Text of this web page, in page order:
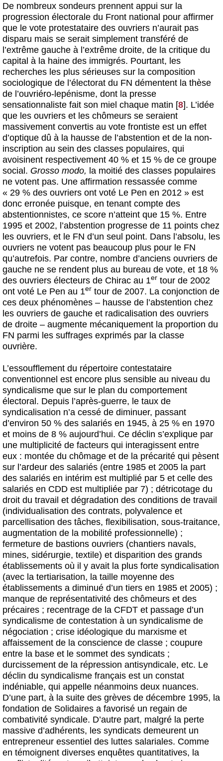
De nombreux sondeurs prennent appui sur la
progression électorale du Front national pour affirmer
que le vote protestataire des ouvriers n’aurait pas
disparu mais se serait simplement transféré de
l’extrême gauche à l’extrême droite, de la critique du
capital à la haine des immigrés. Pourtant, les
recherches les plus sérieuses sur la composition
sociologique de l’électorat du FN démentent la thèse
de l’ouvriéro-lepénisme, dont la presse
sensationnaliste fait son miel chaque matin [8]. L’idée
que les ouvriers et les chômeurs se seraient
massivement convertis au vote frontiste est un effet
d’optique dû à la hausse de l’abstention et de la non-
inscription au sein des classes populaires, qui
avoisinent respectivement 40 % et 15 % de ce groupe
social. Grosso modo, la moitié des classes populaires
ne votent pas. Une affirmation ressassée comme
« 29 % des ouvriers ont voté Le Pen en 2012 » est
donc erronée puisque, en tenant compte des
abstentionnistes, ce score n’atteint que 15 %. Entre
1995 et 2002, l’abstention progresse de 11 points chez
les ouvriers, et le FN d’un seul point. Dans l’absolu, les
ouvriers ne votent pas beaucoup plus pour le FN
qu’autrefois. Par contre, nombre d’anciens ouvriers de
gauche ne se rendent plus au bureau de vote, et 18 %
des ouvriers électeurs de Chirac au 1er tour de 2002
ont voté Le Pen au 1er tour de 2007. La conjonction de
ces deux phénomènes – hausse de l’abstention chez
les ouvriers de gauche et radicalisation des ouvriers
de droite – augmente mécaniquement la proportion du
FN parmi les suffrages exprimés par la classe
ouvrière.
L’essoufflement du répertoire contestataire
conventionnel est encore plus sensible au niveau du
syndicalisme que sur le plan du comportement
électoral. Depuis l’après-guerre, le taux de
syndicalisation n’a cessé de diminuer, passant
d’environ 50 % des salariés en 1945, à 25 % en 1970
et moins de 8 % aujourd’hui. Ce déclin s’explique par
une multiplicité de facteurs qui interagissent entre
eux : montée du chômage et de la précarité qui pèsent
sur l’ardeur des salariés (entre 1985 et 2005 la part
des salariés en intérim est multiplié par 5 et celle des
salariés en CDD est multipliée par 7) ; détricotage du
droit du travail et dégradation des conditions de travail
(individualisation des contrats, polyvalence et
parcellisation des tâches, flexibilisation, sous-traitance,
augmentation de la mobilité professionnelle) ;
fermeture de bastions ouvriers (chantiers navals,
mines, sidérurgie, textile) et disparition des grands
établissements où il y avait la plus forte syndicalisation
(avec la tertiarisation, la taille moyenne des
établissements a diminué d’un tiers en 1985 et 2005) ;
manque de représentativité des chômeurs et des
précaires ; recentrage de la CFDT et passage d’un
syndicalisme de contestation à un syndicalisme de
négociation ; crise idéologique du marxisme et
affaissement de la conscience de classe ; coupure
entre la base et le sommet des syndicats ;
durcissement de la répression antisyndicale, etc. Le
déclin du syndicalisme français est un constat
indéniable, qui appelle néanmoins deux nuances.
D’une part, à la suite des grèves de décembre 1995, la
fondation de Solidaires a favorisé un regain de
combativité syndicale. D’autre part, malgré la perte
massive d’adhérents, les syndicats demeurent un
entrepreneur essentiel des luttes salariales. Comme
en témoignent diverses enquêtes quantitatives, la